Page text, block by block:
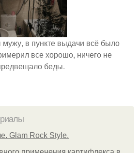
в пункте выдачи всё было
все хорошо, ничего не
беды.
Glam Rock Style.